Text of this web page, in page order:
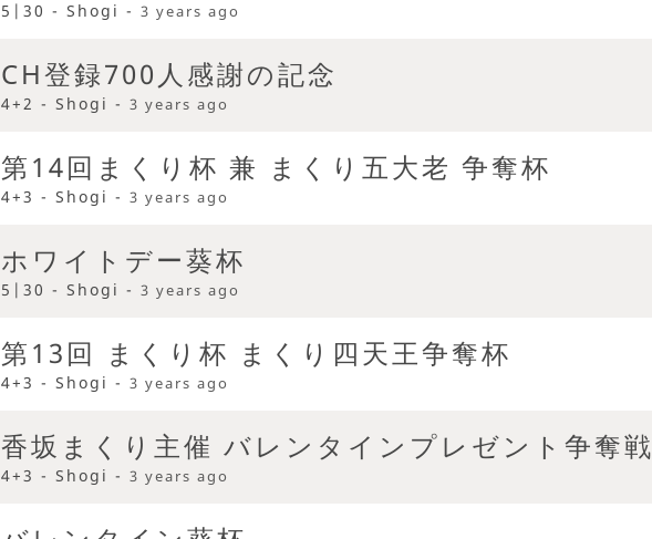
5|30 - Shogi - 3 years ago
CH登録700人感謝の記念
4+2 - Shogi - 3 years ago
第14回まくり杯 兼 まくり五大老 争奪杯
4+3 - Shogi - 3 years ago
ホワイトデー葵杯
5|30 - Shogi - 3 years ago
第13回 まくり杯 まくり四天王争奪杯
4+3 - Shogi - 3 years ago
香坂まくり主催 バレンタインプレゼント争奪戦
4+3 - Shogi - 3 years ago